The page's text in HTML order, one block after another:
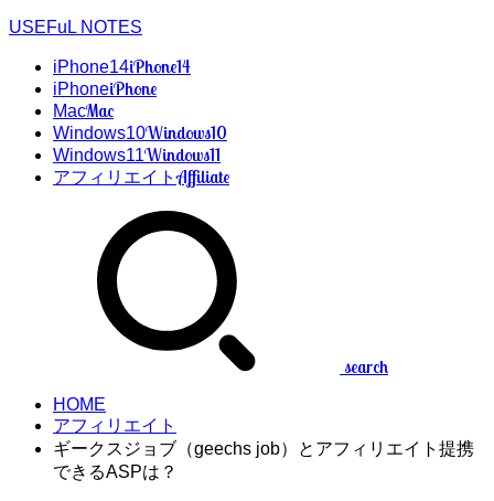
USEFuL NOTES
iPhone14iPhone14
iPhoneiPhone
MacMac
Windows10Windows10
Windows11Windows11
アフィリエイトAffiliate
search
HOME
アフィリエイト
ギークスジョブ（geechs job）とアフィリエイト提携
できるASPは？